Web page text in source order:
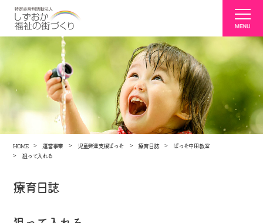
HOME 運営事業 児童発達支援ぱっそ 療育日誌
ぱっそ中田教室
狙って入れる
療育日誌